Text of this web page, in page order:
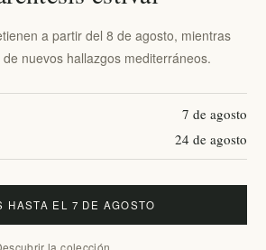
a partir del 8 de agosto, mientras
nuevos hallazgos mediterráneos.
7 de agosto
24 de agosto
HASTA EL 7 DE AGOSTO
la colección